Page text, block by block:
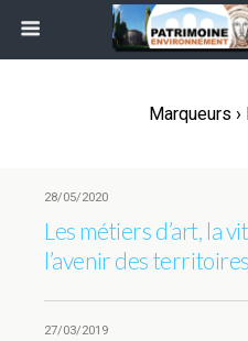
Marqueurs ›
28/05/2020
Les métiers d’art, la
l’avenir des territoires
27/03/2019